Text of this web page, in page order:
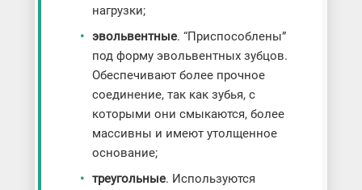
нагрузки;
эвольвентные. “Приспособлены”
под форму эвольвентных зубцов.
Обеспечивают более прочное
соединение, так как зубья, с
которыми они смыкаются, более
массивны и имеют утолщенное
основание;
треугольные. Используются